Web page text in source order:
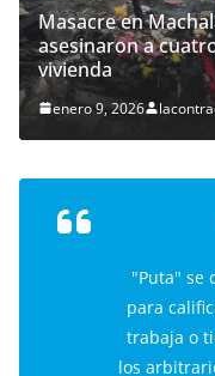
Masacre en
asesinaron a
vivienda
enero 9, 2026
"Puta" se
para
trabaja o
los